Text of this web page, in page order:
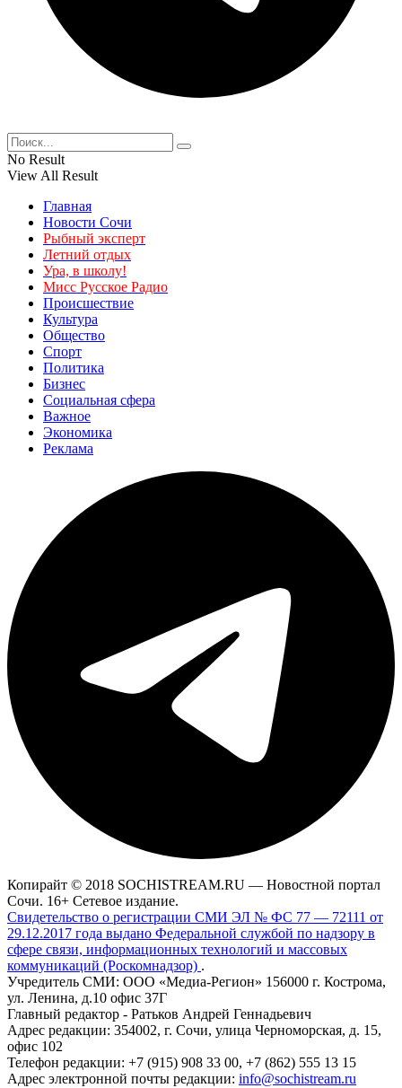
No Result
View All Result
Главная
Новости Сочи
Рыбный эксперт
Летний отдых
Ура, в школу!
Мисс Русское Радио
Происшествие
Культура
Общество
Спорт
Политика
Бизнес
Социальная сфера
Важное
Экономика
Реклама
Копирайт © 2018 SOCHISTREAM.RU — Новостной портал
Сочи. 16+ Сетевое издание.
Свидетельство о регистрации СМИ ЭЛ № ФС 77 — 72111 от
29.12.2017 года выдано Федеральной службой по надзору в
сфере связи, информационных технологий и массовых
коммуникаций (Роскомнадзор) .
Учредитель СМИ: ООО «Медиа-Регион» 156000 г. Кострома,
ул. Ленина, д.10 офис 37Г
Главный редактор - Ратьков Андрей Геннадьевич
Адрес редакции: 354002, г. Сочи, улица Черноморская, д. 15,
офис 102
Телефон редакции: +7 (915) 908 33 00, +7 (862) 555 13 15
Адрес электронной почты редакции: info@sochistream.ru